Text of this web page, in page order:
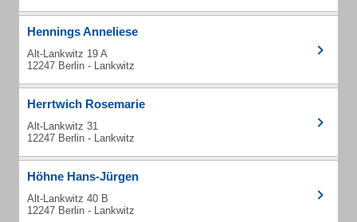
Hennings Anneliese
Alt-Lankwitz 19 A
12247 Berlin - Lankwitz
Herrtwich Rosemarie
Alt-Lankwitz 31
12247 Berlin - Lankwitz
Höhne Hans-Jürgen
Alt-Lankwitz 40 B
12247 Berlin - Lankwitz